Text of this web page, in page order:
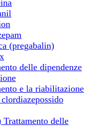
(pregabalin)
delle dipendenze
e la riabilitazione
delle